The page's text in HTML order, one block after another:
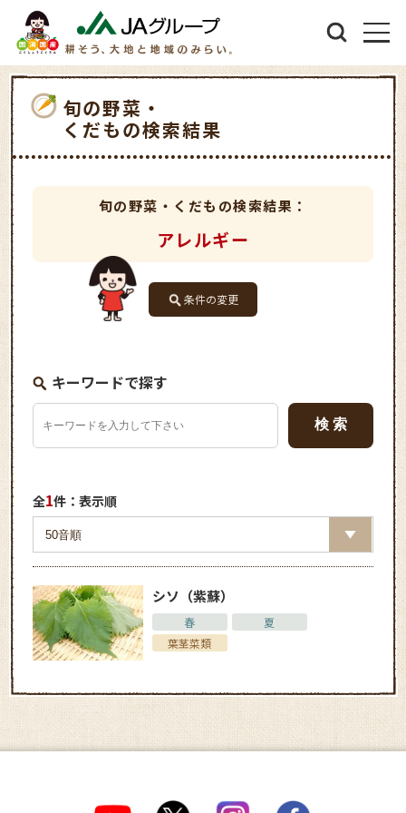
旬の野菜・
くだもの検索結果
旬の野菜・くだもの検索結果：
アレルギー
条件の変更
キーワードで探す
全1件：表示順
シソ（紫蘇）
春
夏
葉茎菜類